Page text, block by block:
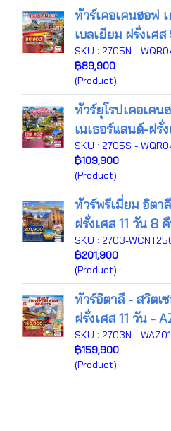
ทัวร์เคอเคนฮอฟ
เบลเยียม ฝรั่งเศ
SKU : 2705N -
฿89,900
(Product)
ทัวร์ยุโรปเคอเคน
เนเธอร์แลนด์-ฝรั่
SKU : 2705S -
฿109,900
(Product)
ทัวร์พรีเมี่ยม อิตา
ฝรั่งเศส 11 วัน 8
SKU : 2703-
฿201,900
(Product)
ทัวร์อิตาลี - สวิตเ
ฝรั่งเศส 11 วัน -
SKU : 2703N -
฿159,900
(Product)